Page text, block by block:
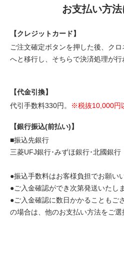
お支払い方
【クレジットカード】
ご注文確定ボタンを押した後、ク
へと移行し、そちらで決済処理が行
【代金引換】
代引手数料330円。
※税抜10,000円
【銀行振込(前払い)】
■振込先銀行
三菱UFJ銀行･みずほ銀行･北國銀行
●振込手数料はお客様負担でお願い
●ご入金確認ができ次第発送いたしま
●ご入金確認に数日かかることもご
の場合は、他のお支払い方法をご選